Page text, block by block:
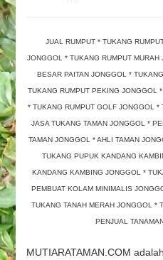
JUAL RUMPUT * TUKANG
JONGGOL * TUKANG RUMPUT
BESAR PAITAN JONGGOL *
TUKANG RUMPUT PEKING JONGGOL
* TUKANG RUMPUT GOLF JONGGOL
JASA TUKANG TAMAN JONGGOL *
TAMAN JONGGOL * AHLI TAMAN
TUKANG PUPUK KANDANG
KANDANG KAMBING JONGGOL *
PEMBUAT KOLAM MINIMALIS
TUKANG TANAH MERAH JONGGOL *
PENJUAL
MUTIARATAMAN.COM